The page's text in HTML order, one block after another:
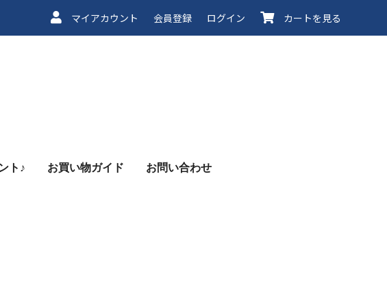
マイアカウント 会員登録 ログイン カートを見る
ト♪ お買い物ガイド お問い合わせ